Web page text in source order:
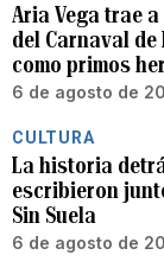
Aria Vega trae
del Carnaval
como primos
6 de agosto de
CULTURA
La historia
escribieron
Sin Suela
6 de agosto de